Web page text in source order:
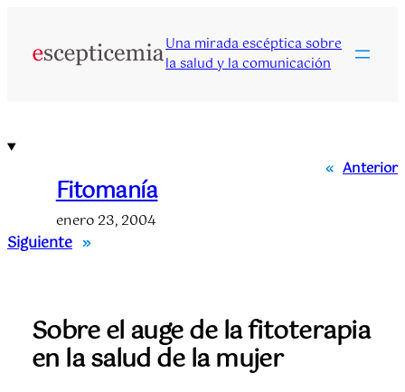
contenido
Una mirada escéptica sobre
la salud y la comunicación
« Anterior
Fitomanía
enero 23, 2004
Siguiente »
Sobre el auge de la fitoterapia
en la salud de la mujer